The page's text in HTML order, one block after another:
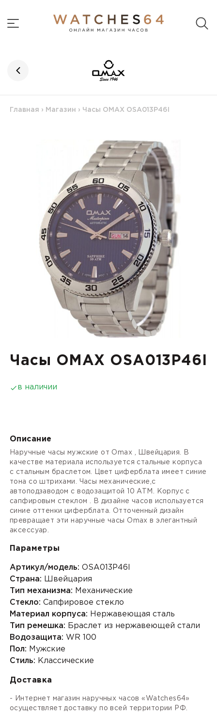
Главная › Магазин › Часы OMAX OSA013P46I
Часы OMAX OSA013P46I
в наличии
Описание
Наручные часы мужские от Omax , Швейцария. В
качестве материала используется стальные корпуса
с стальным браслетом. Цвет циферблата имеет синие
тона со штрихами. Часы механические,с
автоподзаводом с водозащитой 10 ATM. Корпус с
сапфировым стеклом . В дизайне часов используется
синие оттенки циферблата. Отточенный дизайн
превращает эти наручные часы Omax в элегантный
аксессуар.
Параметры
Артикул/модель: OSA013P46I
Страна: Швейцария
Тип механизма: Механические
Стекло: Сапфировое стекло
Материал корпуса: Нержавеющая сталь
Тип ремешка: Браслет из нержавеющей стали
Водозащита: WR 100
Пол: Мужские
Стиль: Классические
Доставка
- Интернет магазин наручных часов «Watches64»
осуществляет доставку по всей территории РФ.